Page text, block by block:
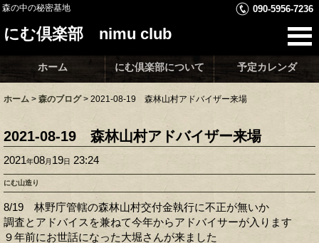
森の中の秘密基地 090-5956-7236
にむ倶楽部 nimu club
ホーム にむ倶楽部について 予定カレンダ
ホーム > 森のブログ > 2021-08-19 森林山村アドバイザー来場
2021-08-19 森林山村アドバイザー来場
2021年08月 19日 23:24
にむ山造り
8/19 林野庁管轄の森林山村交付金執行に不正が無いか
調査とアドバイスを兼ねて今年からアドバイサーが入ります
９年前にお世話になった大堀さんが来ました